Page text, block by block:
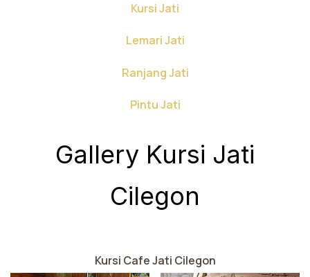
Kursi Jati
Lemari Jati
Ranjang Jati
Pintu Jati
Gallery Kursi Jati
Cilegon
Kursi Cafe Jati Cilegon